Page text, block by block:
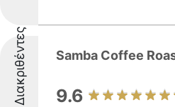
Διακριθέντες Samba Coffee
9.6